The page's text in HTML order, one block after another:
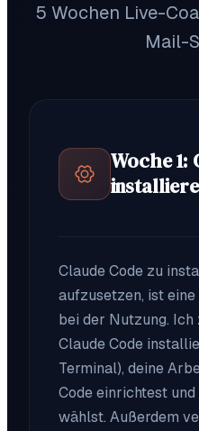
5 Wochen Live-
Mail-
Woche 1:
Claude Code zu
aufzusetzen, ist
bei der Nutzung.
Claude Code
Terminal), deine
Code einrichtest
wählst. Außerdem